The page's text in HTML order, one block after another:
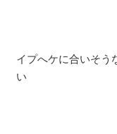
イプへケに合いそう
い